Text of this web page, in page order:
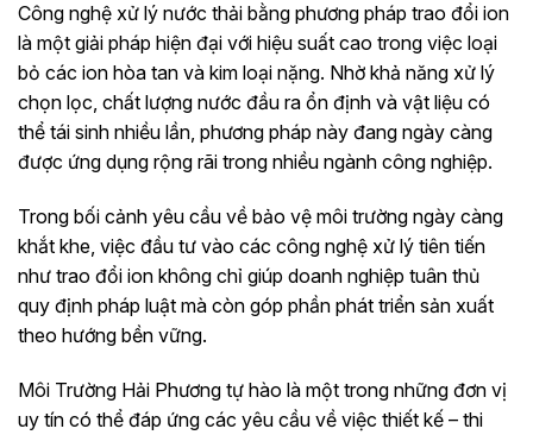
Công nghệ xử lý nước thải bằng phương pháp trao đổi ion
là một giải pháp hiện đại với hiệu suất cao trong việc loại
bỏ các ion hòa tan và kim loại nặng. Nhờ khả năng xử lý
chọn lọc, chất lượng nước đầu ra ổn định và vật liệu có
thể tái sinh nhiều lần, phương pháp này đang ngày càng
được ứng dụng rộng rãi trong nhiều ngành công nghiệp.
Trong bối cảnh yêu cầu về bảo vệ môi trường ngày càng
khắt khe, việc đầu tư vào các công nghệ xử lý tiên tiến
như trao đổi ion không chỉ giúp doanh nghiệp tuân thủ
quy định pháp luật mà còn góp phần phát triển sản xuất
theo hướng bền vững.
Môi Trường Hải Phương tự hào là một trong những đơn vị
uy tín có thể đáp ứng các yêu cầu về việc thiết kế – thi